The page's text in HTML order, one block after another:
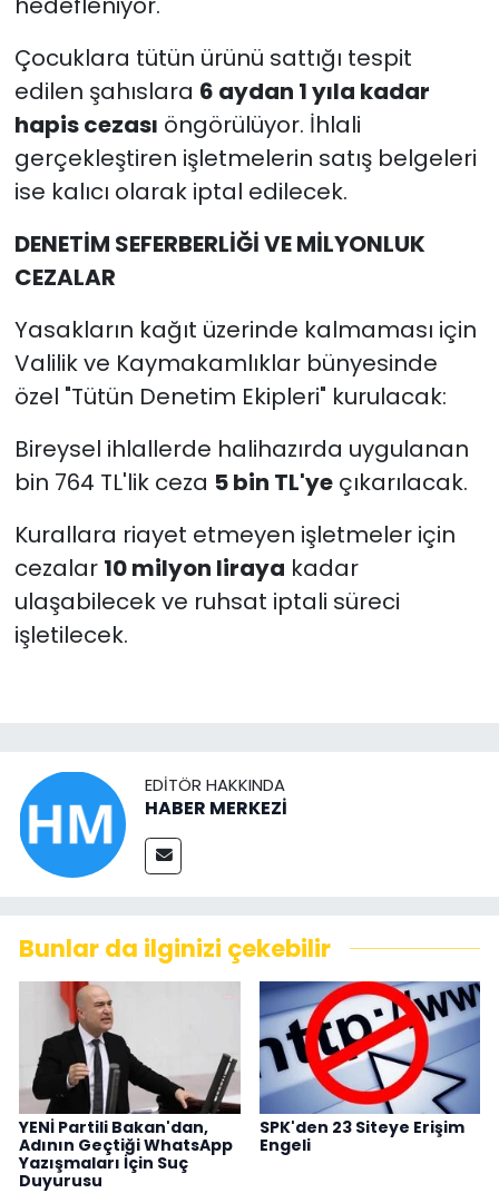
Çocuklara tütün ürünü sattığı tespit
edilen şahıslara 6 aydan 1 yıla kadar
hapis cezası öngörülüyor. İhlali
gerçekleştiren işletmelerin satış belgeleri
ise kalıcı olarak iptal edilecek.
DENETİM SEFERBERLİĞİ VE MİLYONLUK
CEZALAR
Yasakların kağıt üzerinde kalmaması için
Valilik ve Kaymakamlıklar bünyesinde
özel "Tütün Denetim Ekipleri" kurulacak:
Bireysel ihlallerde halihazırda uygulanan
bin 764 TL'lik ceza 5 bin TL'yeçıkarılacak.
Kurallara riayet etmeyen işletmeler için
cezalar 10 milyon liraya kadar
ulaşabilecek ve ruhsat iptali süreci
işletilecek.
EDITÖR HAKKINDA
HABER MERKEZİ
Bunlar da ilginizi çekebilir
YENİ Partili Bakan'dan,
Adının Geçtiği WhatsApp
Yazışmaları İçin Suç
Duyurusu
SPK'den 23 Siteye Erişim
Engeli